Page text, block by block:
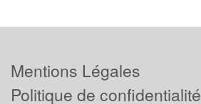
Mentions Légales
Politique de confidentialité